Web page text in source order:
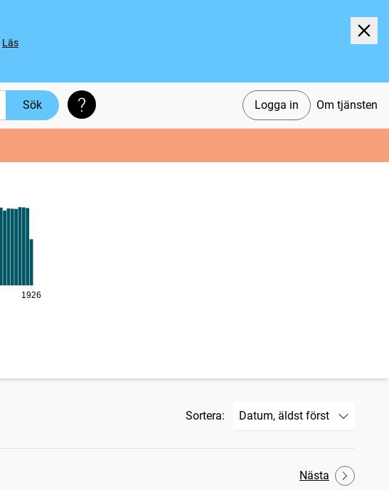
Läs
Logga in Om tjänsten
Sök Söktips
1926
Sortera:
Nästa